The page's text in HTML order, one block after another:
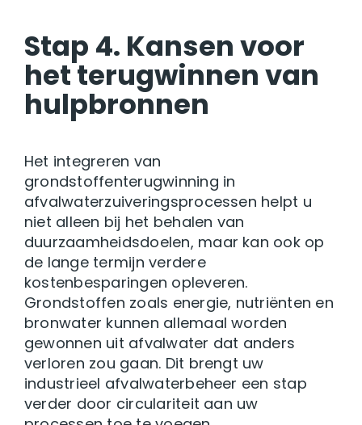
Stap 4. Kansen voor
het terugwinnen van
hulpbronnen
Het integreren van
grondstoffenterugwinning in
afvalwaterzuiveringsprocessen helpt u
niet alleen bij het behalen van
duurzaamheidsdoelen, maar kan ook op
de lange termijn verdere
kostenbesparingen opleveren.
Grondstoffen zoals energie, nutriënten en
bronwater kunnen allemaal worden
gewonnen uit afvalwater dat anders
verloren zou gaan. Dit brengt uw
industrieel afvalwaterbeheer een stap
verder door circulariteit aan uw